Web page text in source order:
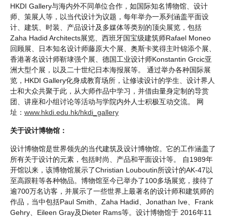
HKDI Gallery与海内外不同单位合作，如国际知名博物馆、设计
师、策展人等，以当代设计为议题，每年举办一系列涵盖平面设
计、建筑、时装、产品设计及多媒体等类别的顶尖展览，包括
Zaha Hadid Architects展览、西班牙国宝级建筑师Rafael Moneo
回顾展、日本知名设计师藤原大个展、奥斯卡奖得主叶锦添个展、
香港著名设计师靳埭强个展、德国工业设计师Konstantin Grcic亚
洲大型个展，以及二十世纪日本海报展等。 通过举办各种国际展
览，HKDI Gallery化身成教育场所，让修读设计的学生、设计界人
士和大众共聚于此，从大师作品中学习，并借由量身定制的导赏
团、讲座和小组讨论等活动与学院内外人士积极互动交流。 网
址： www.hkdi.edu.hk/hkdi_gallery
关于设计博物馆：
设计博物馆是世界领先的当代建筑及设计博物馆。它的工作涵盖了
所有关于设计的元素，包括时尚、产品和平面设计等。 自1989年
开馆以来，该博物馆展示了Christian Louboutin所设计的AK-47以
至高跟鞋等各种物品。博物馆至今已举办了100多场展览，接待了
逾700万名访客，并展示了一些世界上最著名的设计师和建筑师的
作品，当中包括Paul Smith、Zaha Hadid、Jonathan Ive、Frank
Gehry、Eileen Gray及Dieter Rams等。设计博物馆于 2016年11